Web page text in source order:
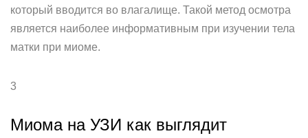
который вводится во влагалище. Такой метод осмотра
является наиболее информативным при изучении тела
матки при миоме.
3
Миома на УЗИ как выглядит